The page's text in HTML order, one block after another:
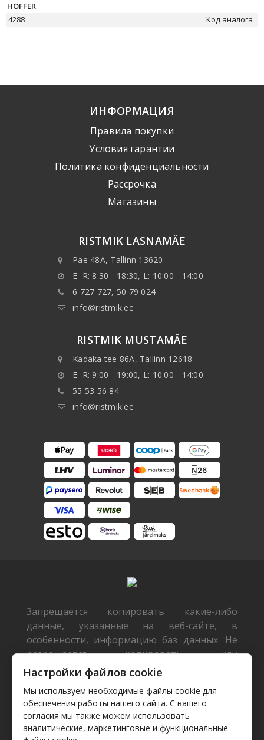
HOFFER
4288
Код аналога
ИНФОРМАЦИЯ
Правила покупки
Условия гарантии
Политика конфиденциальности
Рассрочка
Mагазины
RISTMIK LASNAMÄE
Pae 48A, Tallinn 13620
E–R: 8:30 - 18:30, L: 10:00 - 14:00
6 727 727, 50 79 024
info@ristmik.ee
RISTMIK MUSTAMÄE
Kadaka tee 86A, Tallinn 12618
E–R: 9:00 - 19:00, L: 10:00 - 14:00
55 53 56 84
info@ristmik.ee
Запрещается копировать какие-либо
данные, указанные на веб-сайте, в
особенности, информацию баз данных. Не
разрешается копировать или
распространять данные или базы данных
без предварительного письменного
согласия TecDoc или/и разрешать такие
действия третьим лицам. Такие действия
будут расцениваться как нарушение
Настройки файлов cookie
Мы используем необходимые файлы cookie для
обеспечения работы нашего сайта. С вашего
согласия мы также можем использовать
аналитические, маркетинговые и функциональные